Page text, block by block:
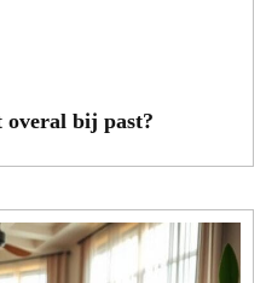
overal bij past?